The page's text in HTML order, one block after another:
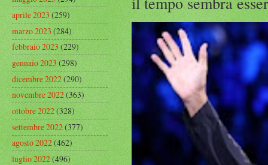
aprile 2023(259)
marzo 2023(284)
febbraio 2023(229)
gennaio 2023(298)
dicembre 2022(290)
novembre 2022(363)
ottobre 2022(328)
settembre 2022(377)
agosto 2022(462)
luglio 2022(496)